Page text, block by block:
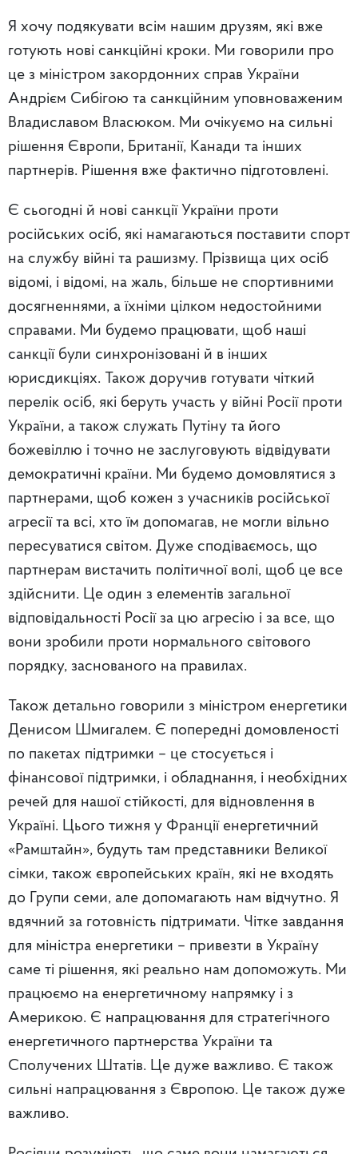
Я хочу подякувати всім нашим друзям, які вже
готують нові санкційні кроки. Ми говорили про
це з міністром закордонних справ України
Андрієм Сибігою та санкційним уповноваженим
Владиславом Власюком. Ми очікуємо на сильні
рішення Європи, Британії, Канади та інших
партнерів. Рішення вже фактично підготовлені.
Є сьогодні й нові санкції України проти
російських осіб, які намагаються поставити спорт
на службу війні та рашизму. Прізвища цих осіб
відомі, і відомі, на жаль, більше не спортивними
досягненнями, а їхніми цілком недостойними
справами. Ми будемо працювати, щоб наші
санкції були синхронізовані й в інших
юрисдикціях. Також доручив готувати чіткий
перелік осіб, які беруть участь у війні Росії проти
України, а також служать Путіну та його
божевіллю і точно не заслуговують відвідувати
демократичні країни. Ми будемо домовлятися з
партнерами, щоб кожен з учасників російської
агресії та всі, хто їм допомагав, не могли вільно
пересуватися світом. Дуже сподіваємось, що
партнерам вистачить політичної волі, щоб це все
здійснити. Це один з елементів загальної
відповідальності Росії за цю агресію і за все, що
вони зробили проти нормального світового
порядку, заснованого на правилах.
Також детально говорили з міністром енергетики
Денисом Шмигалем. Є попередні домовленості
по пакетах підтримки – це стосується і
фінансової підтримки, і обладнання, і необхідних
речей для нашої стійкості, для відновлення в
Україні. Цього тижня у Франції енергетичний
«Рамштайн», будуть там представники Великої
сімки, також європейських країн, які не входять
до Групи семи, але допомагають нам відчутно. Я
вдячний за готовність підтримати. Чітке завдання
для міністра енергетики – привезти в Україну
саме ті рішення, які реально нам допоможуть. Ми
працюємо на енергетичному напрямку і з
Америкою. Є напрацювання для стратегічного
енергетичного партнерства України та
Сполучених Штатів. Це дуже важливо. Є також
сильні напрацювання з Європою. Це також дуже
важливо.